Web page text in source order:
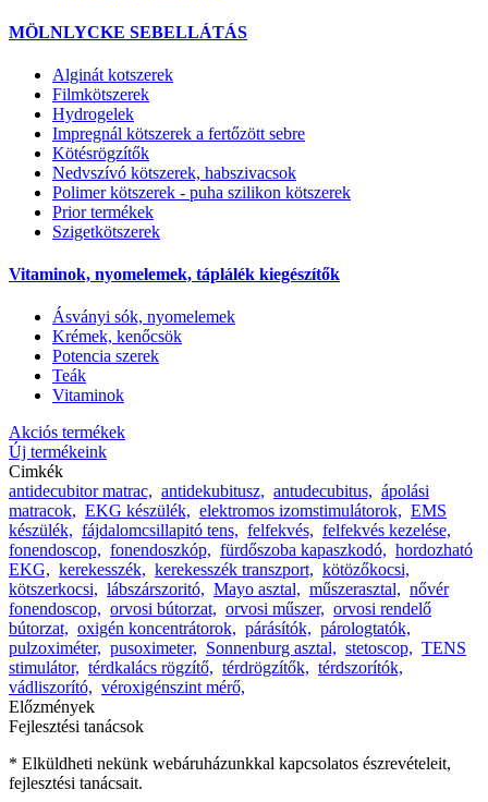
MÖLNLYCKE SEBELLÁTÁS
Alginát kotszerek
Filmkötszerek
Hydrogelek
Impregnál kötszerek a fertőzött sebre
Kötésrögzítők
Nedvszívó kötszerek, habszivacsok
Polimer kötszerek - puha szilikon kötszerek
Prior termékek
Szigetkötszerek
Vitaminok, nyomelemek, táplálék kiegészítők
Ásványi sók, nyomelemek
Krémek, kenőcsök
Potencia szerek
Teák
Vitaminok
Akciós termékek
Új termékeink
Cimkék
antidecubitor matrac, antidekubitusz, antudecubitus, ápolási
matracok, EKG készülék, elektromos izomstimulátorok, EMS
készülék, fájdalomcsillapitó tens, felfekvés, felfekvés kezelése,
fonendoscop, fonendoszkóp, fürdőszoba kapaszkodó, hordozható
EKG, kerekesszék, kerekesszék transzport, kötözőkocsi,
kötszerkocsi, lábszárszoritó, Mayo asztal, műszerasztal, nővér
fonendoscop, orvosi bútorzat, orvosi műszer, orvosi rendelő
bútorzat, oxigén koncentrátorok, párásítók, párologtatók,
pulzoximéter, pusoximeter, Sonnenburg asztal, stetoscop, TENS
stimulátor, térdkalács rögzítő, térdrögzítők, térdszorítók,
vádliszorító, véroxigénszint mérő,
Előzmények
Fejlesztési tanácsok
* Elküldheti nekünk webáruházunkkal kapcsolatos észrevételeit,
fejlesztési tanácsait.